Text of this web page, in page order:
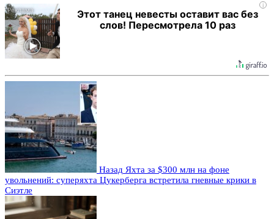
i
Этот танец невесты оставит вас без
слов! Пересмотрела 10 раз
Назад Яхта за $300 млн на фоне
увольнений: суперяхта Цукерберга встретила гневные крики в
Сиэтле